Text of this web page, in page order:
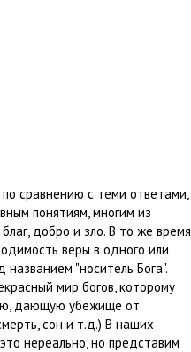
сравнению с теми ответами,
понятиям, многим из
добро и зло. В то же время
веры в одного или
"носитель Бога".
мир богов, которому
дающую убежище от
сон и т.д.) В наших
нереально, но представим